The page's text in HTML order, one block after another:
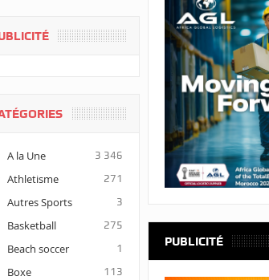
A la Une 3 346
Athletisme 271
Autres Sports 3
Basketball 275
Beach soccer 1
Boxe 113
PUBLICITÉ